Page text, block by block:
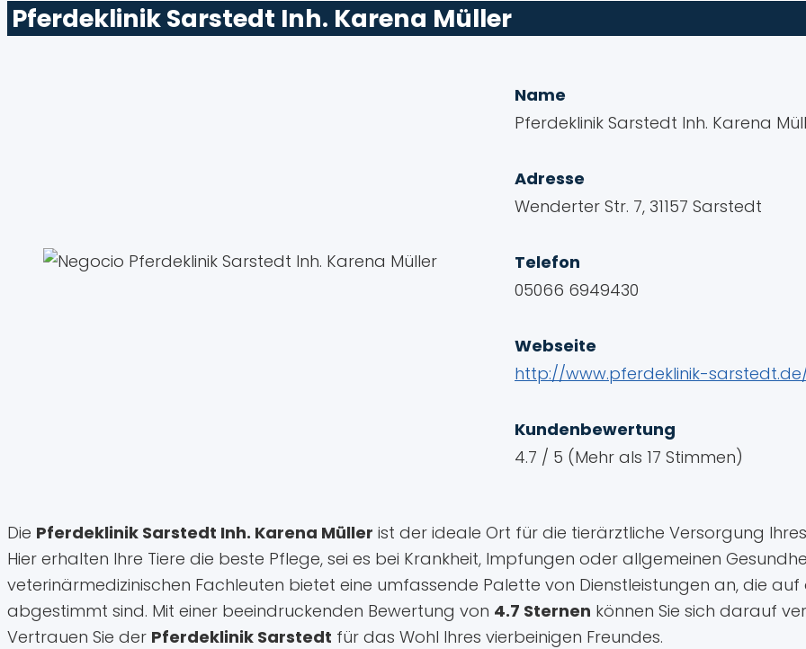
Pferdeklinik Sarstedt Inh. Karena Müller
Name
Pferdeklinik Sarstedt Inh. Karena
Adresse
Wenderter Str. 7, 31157 Sarstedt
Telefon
05066 6949430
Webseite
http://www.pferdeklinik-
Kundenbewertung
4.7 / 5 (Mehr als 17 Stimmen)
Die Pferdeklinik Sarstedt Inh. Karena Müller ist der ideale Ort für die tierärztliche Versorgung
Hier erhalten Ihre Tiere die beste Pflege, sei es bei Krankheit, Impfungen oder allgemeinen
veterinärmedizinischen Fachleuten bietet eine umfassende Palette von Dienstleistungen an, die
abgestimmt sind. Mit einer beeindruckenden Bewertung von 4.7 Sternen können Sie sich darauf
Vertrauen Sie der Pferdeklinik Sarstedt für das Wohl Ihres vierbeinigen Freundes.